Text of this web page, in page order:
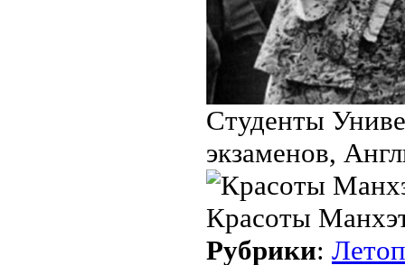
Студенты
экзаменов,
Красоты
Рубрики: